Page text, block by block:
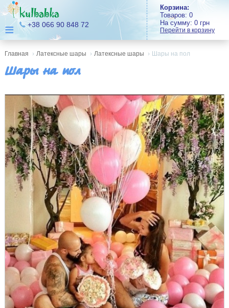
≡ +38 066 90 848 72
Корзина:
Товаров: 0
На сумму: 0 грн
Перейти в корзину
Главная › Латексные шары › Латексные шары › Шары на пол
Шары на пол